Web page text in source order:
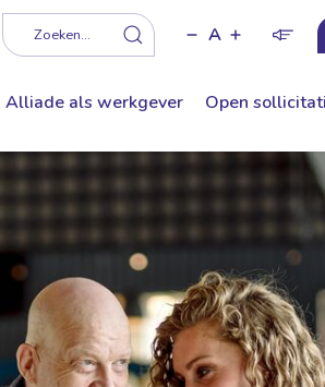
Zoeken... A
Alliade als werkgever Open